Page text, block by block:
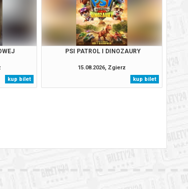
kup bilet
PSI PATROL I DINOZAURY
15.08.2026, Zgierz
kup bilet